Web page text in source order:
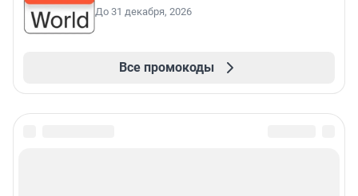
До 31 декабря, 2026
Все промокоды